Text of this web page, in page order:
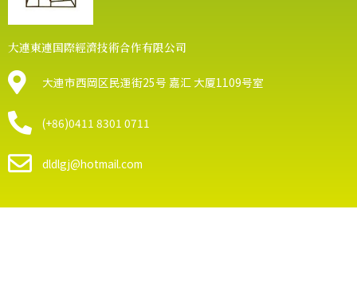
大連東連国際經濟技術合作有限公司
大連市西岡区民運街25号 嘉汇 大厦1109号室
(+86)0411 8301 0711
dldlgj@hotmail.com